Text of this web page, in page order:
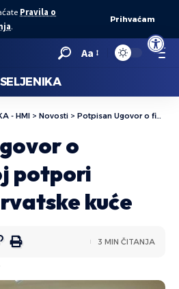
Open
Pravila o
.
Prihvaćam
Aa
- HMI > Novosti > Potpisan Ugovor o financijskoj potpori izgradnji Hrvatske kuće
o
potpori
kuće
3 MIN ČITANJA